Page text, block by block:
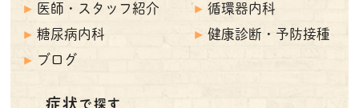
医師・スタッフ紹介
循環器内科
糖尿病内科
健康診断・予防接種
ブログ
症状 で探す